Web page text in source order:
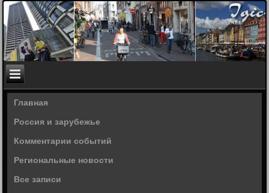
Главная
Россия и зарубежье
Комментарии событий
Региональные новости
Все записи